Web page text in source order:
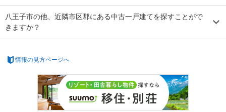
八王子市の他、近隣市区郡にある中古一戸建てを探すことがで
きますか？
情報の見方ページへ